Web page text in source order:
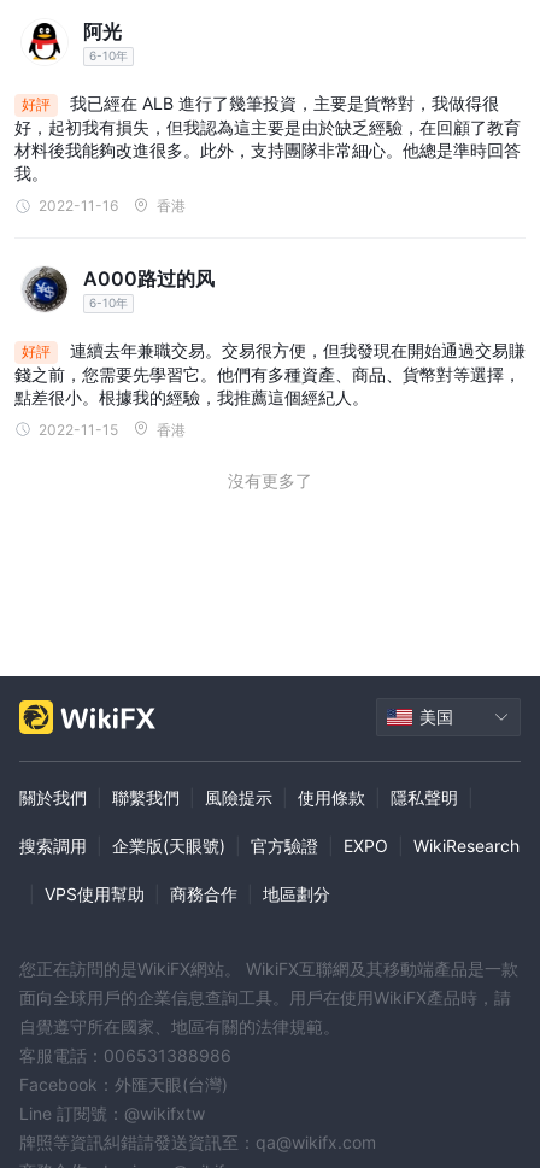
阿光
6-10年
好評
我已經在 ALB 進行了幾筆投資，主要是貨幣對，我做得很
好，起初我有損失，但我認為這主要是由於缺乏經驗，在回顧了教育
材料後我能夠改進很多。此外，支持團隊非常細心。他總是準時回答
我。
2022-11-16 香港
A000路过的风
6-10年
好評
連續去年兼職交易。交易很方便，但我發現在開始通過交易賺
錢之前，您需要先學習它。他們有多種資產、商品、貨幣對等選擇，
點差很小。根據我的經驗，我推薦這個經紀人。
2022-11-15 香港
沒有更多了
美国
關於我們 聯繫我們 風險提示 使用條款 隱私聲明
搜索調用 企業版(天眼號) 官方驗證 EXPO WikiResearch
VPS使用幫助 商務合作 地區劃分
您正在訪問的是WikiFX網站。 WikiFX互聯網及其移動端產品是一款
面向全球用戶的企業信息查詢工具。用戶在使用WikiFX產品時，請
自覺遵守所在國家、地區有關的法律規範。
客服電話：006531388986
Facebook：外匯天眼(台灣)
Line 訂閱號：@wikifxtw
牌照等資訊糾錯請發送資訊至：qa@wikifx.com